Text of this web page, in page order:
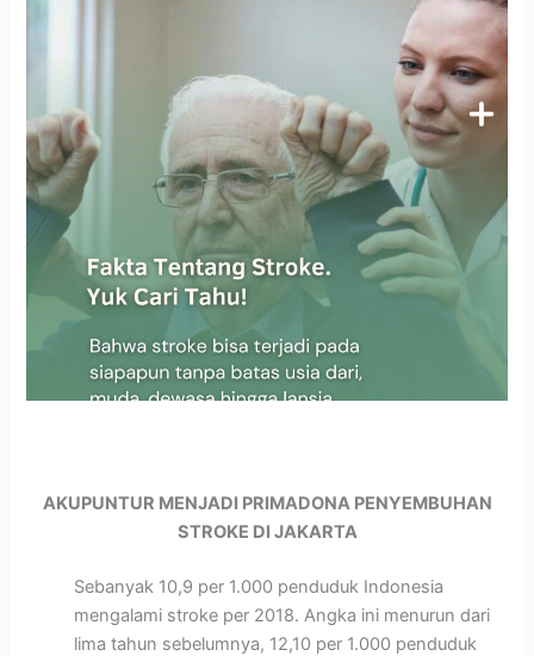
AKUPUNTUR MENJADI PRIMADONA PENYEMBUHAN
STROKE DI JAKARTA
Sebanyak 10,9 per 1.000 penduduk Indonesia
mengalami stroke per 2018. Angka ini menurun dari
lima tahun sebelumnya, 12,10 per 1.000 penduduk